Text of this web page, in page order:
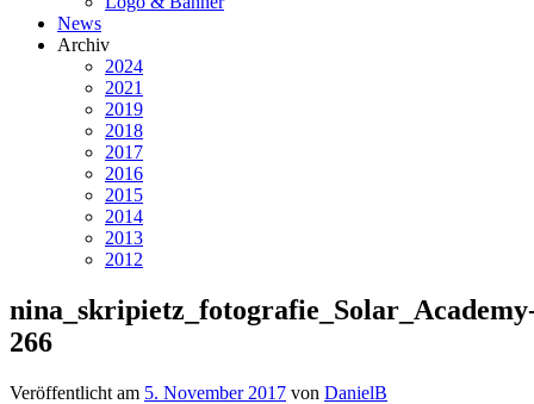
News
Archiv
2024
2021
2019
2018
2017
2016
2015
2014
2013
2012
266
Veröffentlicht am 5. November 2017 von DanielB